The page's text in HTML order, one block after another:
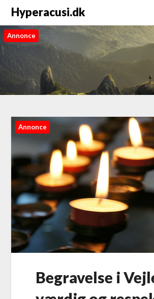
Hyperacusi.dk
Annonce
Annonce
Begravelse i